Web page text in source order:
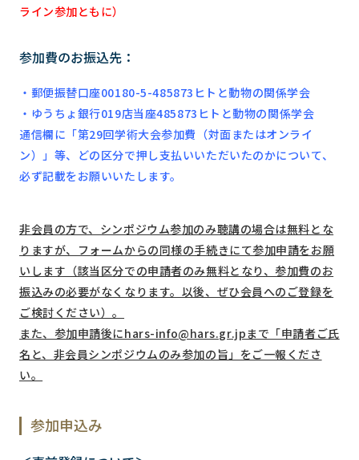
ライン参加ともに）
参加費のお振込先：
・郵便振替口座00180-5-485873ヒトと動物の関係学会
・ゆうちょ銀行019店当座485873ヒトと動物の関係学会
通信欄に「第29回学術大会参加費（対面またはオンライ
ン）」等、どの区分で押し支払いいただいたのかについて、
必ず記載をお願いいたします。
非会員の方で、シンポジウム参加のみ聴講の場合は無料とな
りますが、フォームからの同様の手続きにて参加申請をお願
いします（該当区分での申請者のみ無料となり、参加費のお
振込みの必要がなくなります。以後、ぜひ会員へのご登録を
ご検討ください）。
また、参加申請後にhars-info@hars.gr.jpまで「申請者ご氏
名と、非会員シンポジウムのみ参加の旨」をご一報くださ
い。
参加申込み